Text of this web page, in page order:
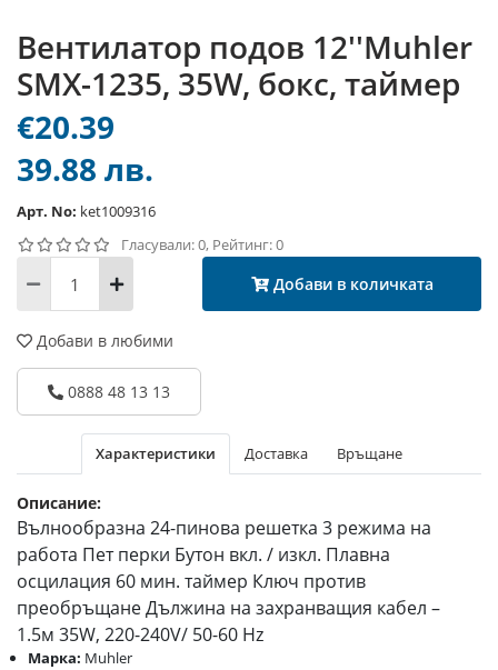
Вентилатор подов 12''Muhler
SMX-1235, 35W, бокс, таймер
€20.39
39.88 лв.
Арт. No: ket1009316
Гласували: 0, Рейтинг: 0
Добави в количката
Добави в любими
0888 48 13 13
Характеристики Доставка Връщане
Описание:
Вълнообразна 24-пинова решетка 3 режима на
работа Пет перки Бутон вкл. / изкл. Плавна
осцилация 60 мин. таймер Ключ против
преобръщане Дължина на захранващия кабел –
1.5м 35W, 220-240V/ 50-60 Hz
Марка: Muhler